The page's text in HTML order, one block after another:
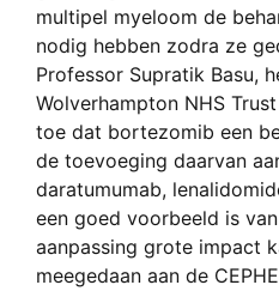
multipel myeloom de
nodig hebben zodra ze
Professor Supratik Basu,
Wolverhampton NHS
toe dat bortezomib een
de toevoeging daarvan
daratumumab,
een goed voorbeeld is
aanpassing grote impact
meegedaan aan de